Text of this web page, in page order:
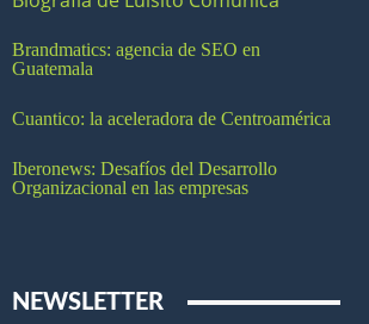
Brandmatics: agencia de SEO en
Guatemala
Cuantico: la aceleradora de Centroamérica
Iberonews: Desafíos del Desarrollo
Organizacional en las empresas
NEWSLETTER